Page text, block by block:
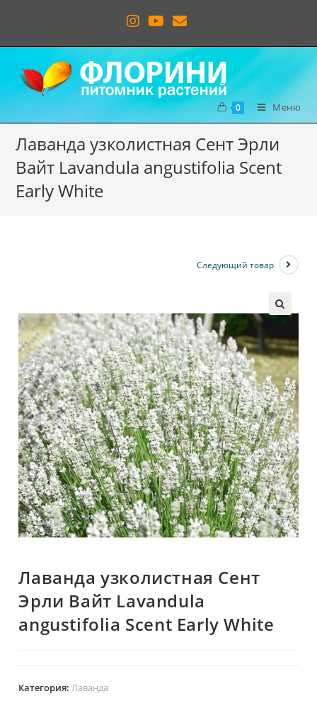
0 Меню
Лаванда узколистная Сент Эрли
Вайт Lavandula angustifolia Scent
Early White
Следующий товар
Лаванда узколистная Сент
Эрли Вайт Lavandula
angustifolia Scent Early White
Категория:Лаванда